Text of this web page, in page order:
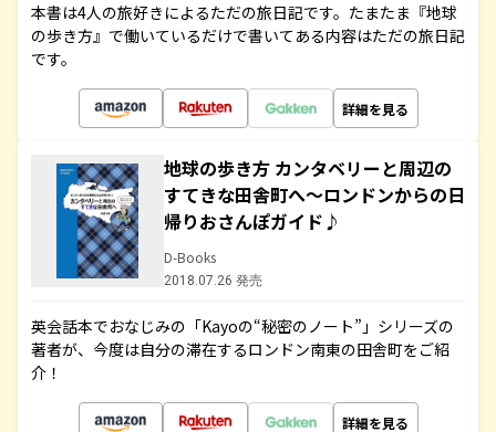
本書は4人の旅好きによるただの旅日記です。たまたま『地球
の歩き方』で働いているだけで書いてある内容はただの旅日記
です。
詳細を見る
地球の歩き方 カンタベリーと周辺の
すてきな田舎町へ～ロンドンからの日
帰りおさんぽガイド♪
D-Books
2018.07.26 発売
英会話本でおなじみの「Kayoの“秘密のノート”」シリーズの
著者が、今度は自分の滞在するロンドン南東の田舎町をご紹
介！
詳細を見る